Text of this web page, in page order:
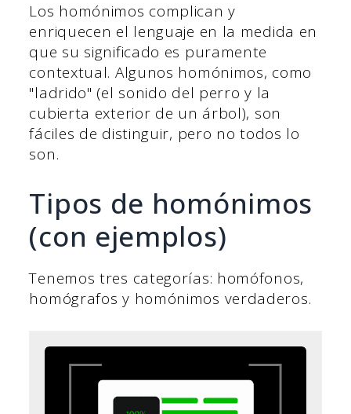
Los homónimos complican y
enriquecen el lenguaje en la medida en
que su significado es puramente
contextual. Algunos homónimos, como
"ladrido" (el sonido del perro y la
cubierta exterior de un árbol), son
fáciles de distinguir, pero no todos lo
son.
Tipos de homónimos
(con ejemplos)
Tenemos tres categorías: homófonos,
homógrafos y homónimos verdaderos.